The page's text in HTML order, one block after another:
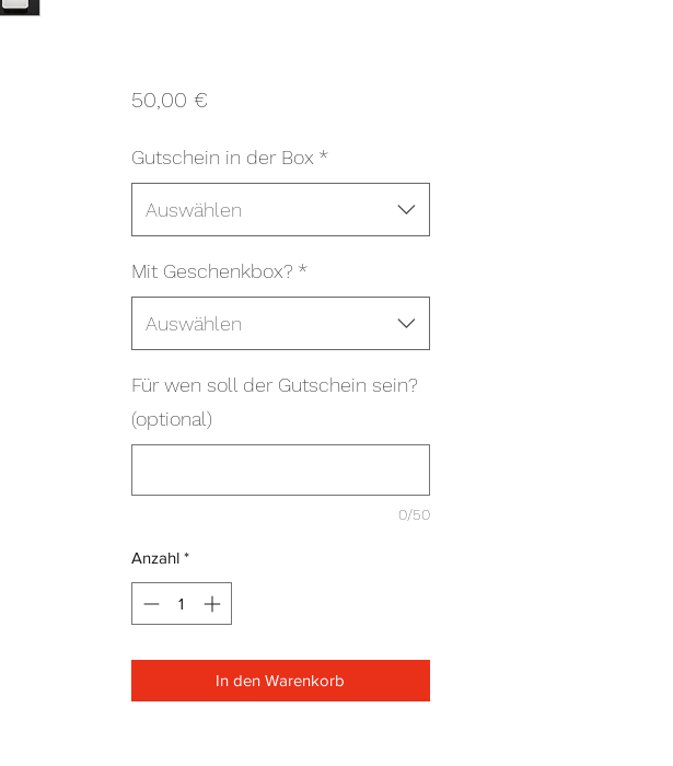
50,00 €Preis
Gutschein in der Box *
Auswählen
Mit Geschenkbox? *
Auswählen
Für wen soll der Gutschein sein?
(optional)
0/50
Anzahl *
In den Warenkorb